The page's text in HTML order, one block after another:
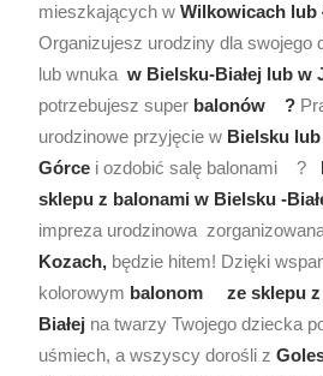
mieszkających w Wilkowicach
Organizujesz urodziny dla swojego
lub wnuka w Bielsku-Białej lub w
potrzebujesz super balonów ?
urodzinowe przyjęcie w Bielsku
Górce i ozdobić salę balonami ?
sklepu z balonami w Bielsku -
impreza urodzinowa
Kozach, będzie hitem! Dzięki
kolorowym balonom
ze sklepu
Białej na twarzy Twojego dziecka
uśmiech, a wszyscy dorośli z